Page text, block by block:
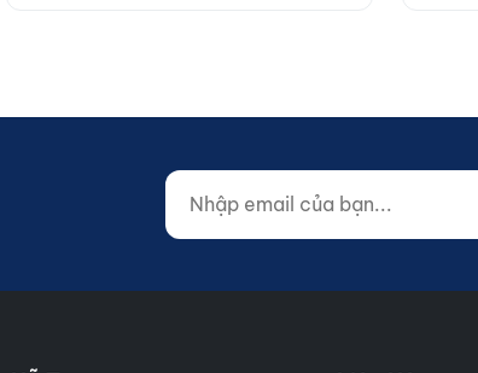
Nhập email của bạn...
Website (do not fill)